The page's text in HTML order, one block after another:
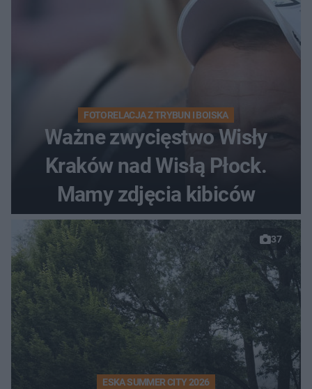
FOTORELACJA Z TRYBUN I BOISKA
Ważne zwycięstwo Wisły
Kraków nad Wisłą Płock.
Mamy zdjęcia kibiców
37
ESKA SUMMER CITY 2026